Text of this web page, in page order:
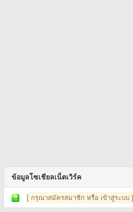
ข้อมูลโซเชียลเน็ตเวิร์ค
[ กรุณาสมัครสมาชิก หรือ เข้าสู่ระบบ ]